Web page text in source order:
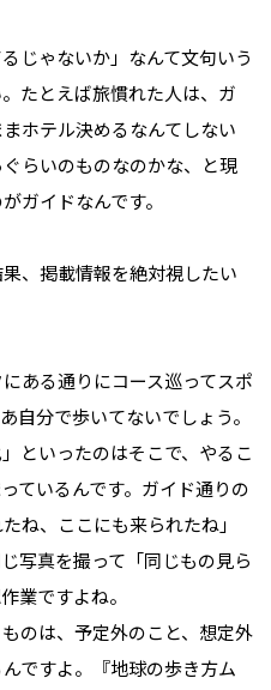
じゃないか」なんて文句いう
たとえば旅慣れた人は、ガ
ホテル決めるなんてしない
らいのものなのかな、と現
ガイドなんです。
、掲載情報を絶対視したい
ある通りにコース巡ってスポ
分で歩いてないでしょう。
といったのはそこで、やるこ
ているんです。ガイド通りの
ね、ここにも来られたね」
写真を撮って「同じもの見ら
業ですよね。
のは、予定外のこと、想定外
ですよ。『地球の歩き方ム